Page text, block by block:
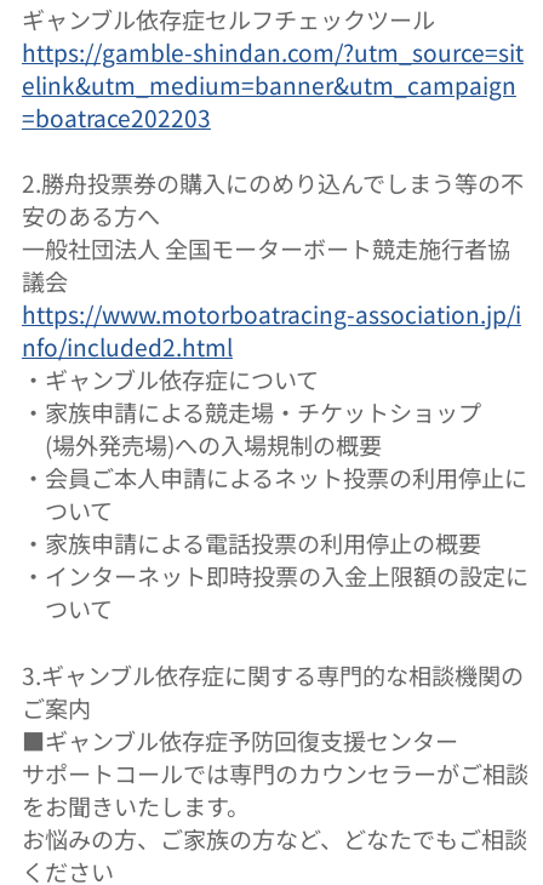
ギャンブル依存症セルフチェックツール
https://gamble-shindan.com/?utm_source=sit
elink&utm_medium=banner&utm_campaign
=boatrace202203
2.勝舟投票券の購入にのめり込んでしまう等の不
安のある方へ
一般社団法人 全国モーターボート競走施行者協
議会
https://www.motorboatracing-association.jp/i
nfo/included2.html
・ ギャンブル依存症について
・ 家族申請による競走場・チケットショップ
(場外発売場)への入場規制の概要
・ 会員ご本人申請によるネット投票の利用停止に
ついて
・ 家族申請による電話投票の利用停止の概要
・ インターネット即時投票の入金上限額の設定に
ついて
3.ギャンブル依存症に関する専門的な相談機関の
ご案内
■ギャンブル依存症予防回復支援センター
サポートコールでは専門のカウンセラーがご相談
をお聞きいたします。
お悩みの方、ご家族の方など、どなたでもご相談
ください